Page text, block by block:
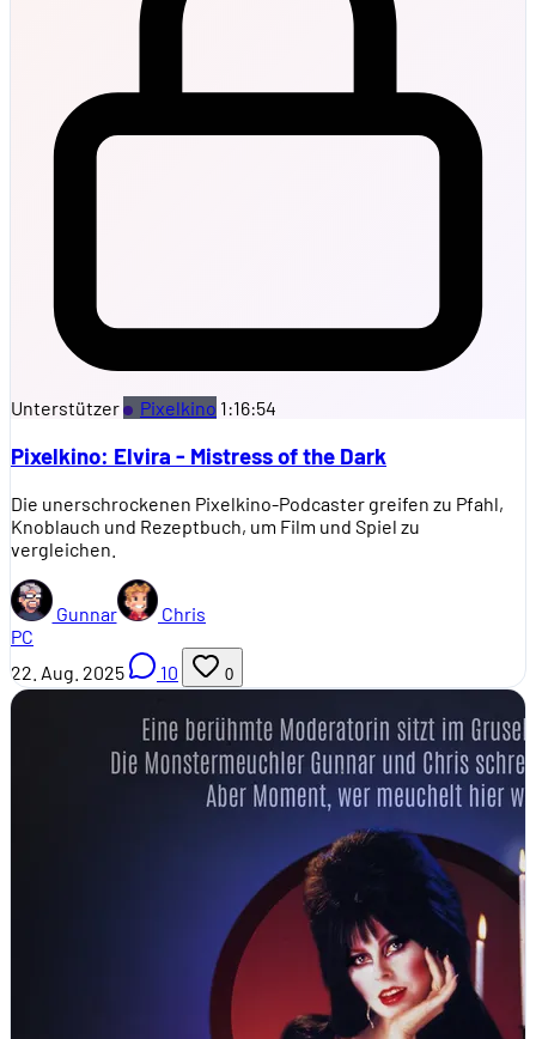
Unterstützer Pixelkino 1:16:54
Pixelkino: Elvira - Mistress of the Dark
Die unerschrockenen Pixelkino-Podcaster greifen zu Pfahl,
Knoblauch und Rezeptbuch, um Film und Spiel zu
vergleichen.
Gunnar
Chris
PC
22. Aug. 2025
10 0